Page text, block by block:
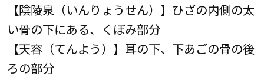
【陰陵泉（いんりょうせん）】ひざの内側の太
い骨の下にある、くぼみ部分
【天容（てんよう）】耳の下、下あごの骨の後
ろの部分